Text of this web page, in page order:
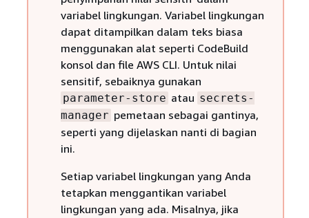
variabel lingkungan. Variabel lingkungan
dapat ditampilkan dalam teks biasa
menggunakan alat seperti CodeBuild
konsol dan file AWS CLI. Untuk nilai
sensitif, sebaiknya gunakan
parameter-store atau secrets-
manager pemetaan sebagai gantinya,
seperti yang dijelaskan nanti di bagian
ini.
Setiap variabel lingkungan yang Anda
tetapkan menggantikan variabel
lingkungan yang ada. Misalnya, jika